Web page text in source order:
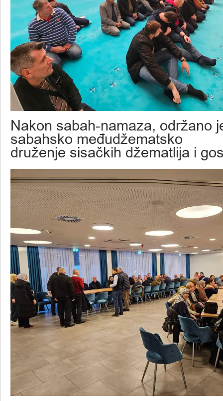
Nakon sabah-namaza, održano
sabahsko međudžematsko
druženje sisačkih džematlija i